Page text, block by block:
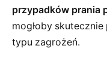
przypadków prania
mogłoby
typu zagrożeń.